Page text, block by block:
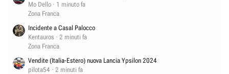
Mo Dello
1 minuto fa
Zona Franca
Incidente a Casal Palocco
Kentauros
2 minuti fa
Zona Franca
Vendite (Italia-Estero) nuova Lancia Ypsilon 2024
pilota54
2 minuti fa